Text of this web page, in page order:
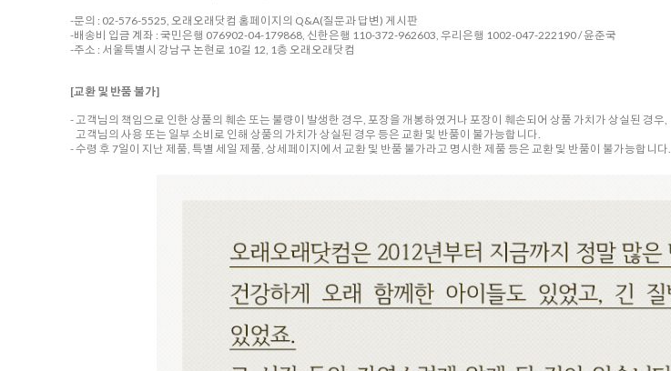
-문의 : 02-576-5525, 오래오래닷컴 홈페이지의 Q&A(질문과 답변) 게시판
-배송비 입금 계좌 : 국민은행 076902-04-179868, 신한은행 110-372-962603, 우리은행 1002-047-222190 / 윤준국
-주소 : 서울특별시 강남구 논현로 10길 12, 1층 오래오래닷컴
[교환 및 반품 불가]
- 고객님의 책임으로 인한 상품의 훼손 또는 불량이 발생한 경우, 포장을 개봉하였거나 포장이 훼손되어 상품 가치가 상실된 경우,
고객님의 사용 또는 일부 소비로 인해 상품의 가치가 상실된 경우 등은 교환 및 반품이 불가능합니다.
- 수령 후 7일이 지난 제품, 특별 세일 제품, 상세페이지에서 교환 및 반품 불가라고 명시한 제품 등은 교환 및 반품이 불가능합니다.